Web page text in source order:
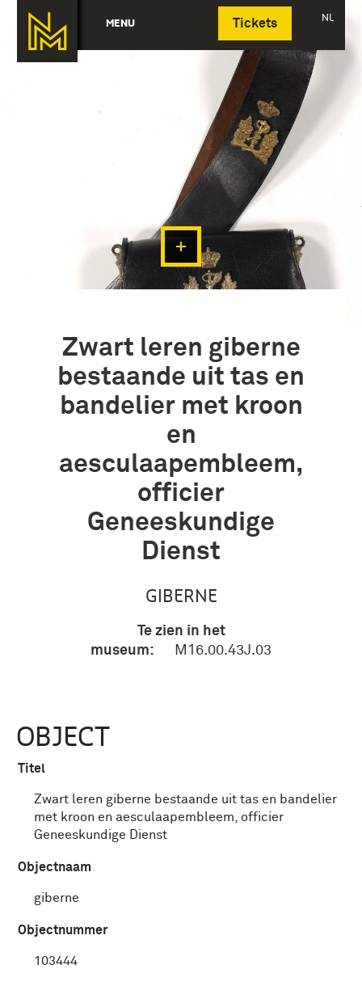
MENU Tickets NL
Deutsch
Zwart leren giberne
bestaande uit tas en
bandelier met kroon
en
aesculaapembleem,
officier
Geneeskundige
Dienst
GIBERNE
Te zien in het
museum:
M16.00.43J.03
OBJECT
Titel
Zwart leren giberne bestaande uit tas en bandelier
met kroon en aesculaapembleem, officier
Geneeskundige Dienst
Objectnaam
giberne
Objectnummer
103444